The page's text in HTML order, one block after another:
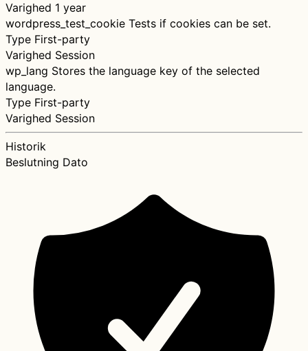
Varighed 1 year
wordpress_test_cookie Tests if cookies can be set.
Type First-party
Varighed Session
wp_lang Stores the language key of the selected
language.
Type First-party
Varighed Session
Historik
Beslutning Dato